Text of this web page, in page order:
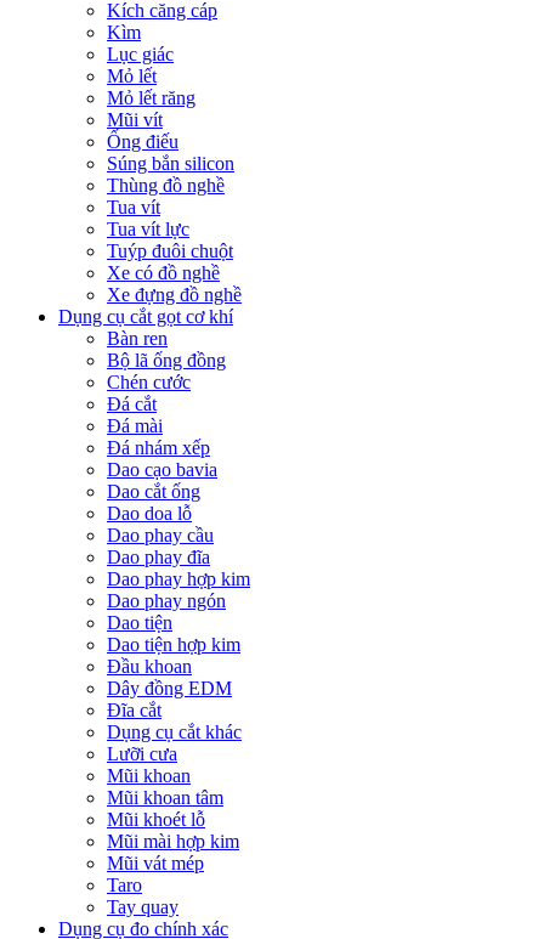
Kích căng cáp
Kìm
Lục giác
Mỏ lết
Mỏ lết răng
Mũi vít
Ống điếu
Súng bắn silicon
Thùng đồ nghề
Tua vít
Tua vít lực
Tuýp đuôi chuột
Xe có đồ nghề
Xe đựng đồ nghề
Dụng cụ cắt gọt cơ khí
Bàn ren
Bộ lã ống đồng
Chén cước
Đá cắt
Đá mài
Đá nhám xếp
Dao cạo bavia
Dao cắt ống
Dao doa lỗ
Dao phay cầu
Dao phay đĩa
Dao phay hợp kim
Dao phay ngón
Dao tiện
Dao tiện hợp kim
Đầu khoan
Dây đồng EDM
Đĩa cắt
Dụng cụ cắt khác
Lưỡi cưa
Mũi khoan
Mũi khoan tâm
Mũi khoét lỗ
Mũi mài hợp kim
Mũi vát mép
Taro
Tay quay
Dụng cụ đo chính xác